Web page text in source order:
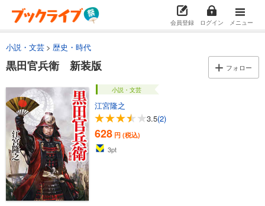
会員登録 ログイン メニュー
小説・文芸 歴史・時代
黒田官兵衛 新装版 フォロー
小説・文芸
江宮隆之
3.5(2)
628 円 (税込)
3pt